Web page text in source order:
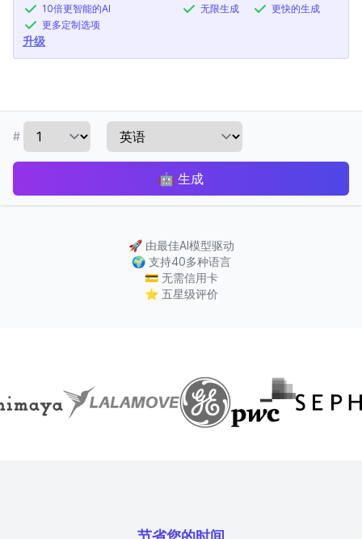
10倍更智能的AI
更多定制选项
无限生成 更快的生成
升级
#
🤖 生成
🚀 由最佳AI模型驱动
🌍 支持40多种语言
💳 无需信用卡
⭐ 五星级评价